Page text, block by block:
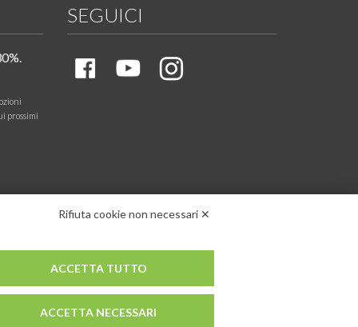
prossimi
SEGUICI
Rifiuta cookie non necessari ✕
ACCETTA TUTTO
ACCETTA NECESSARI